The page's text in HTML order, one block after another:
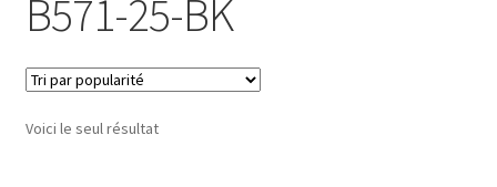
Protection des données
Droit de rétractation
Contact
B571-25-BK
Voici le seul résultat